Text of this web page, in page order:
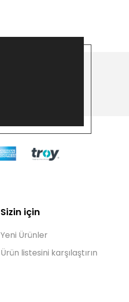
Sizin için
Yeni Ürünler
Ürün listesini karşılaştırın